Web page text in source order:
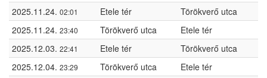
2025.11.24. 02:01 Etele tér
Törökverő utca
2025.11.24. 23:40 Törökverő utca
Etele tér
2025.12.03. 22:41 Etele tér
Törökverő utca
2025.12.04. 23:29 Törökverő utca
Etele tér